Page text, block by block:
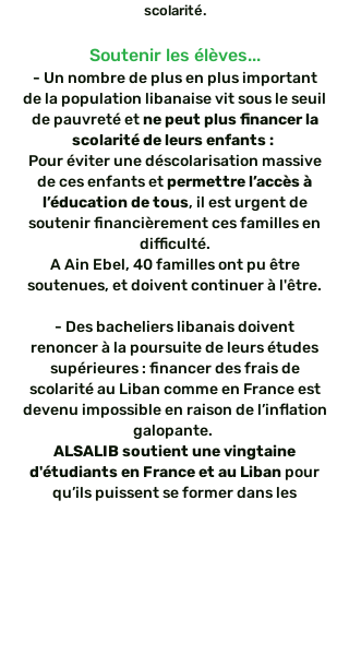
scolarité.
Soutenir les élèves...
- Un nombre de plus en plus important
de la population libanaise vit sous le seuil
de pauvreté etne peut plus financer la
scolarité de leurs enfants :
Pour éviter une déscolarisation massive
de ces enfants etpermettre l’accès à
l’éducation de tous, il est urgent de
soutenir financièrement ces familles en
difficulté.
A Ain Ebel, 40 familles ont pu être
soutenues, et doivent continuer à l'être.
- Des bacheliers libanais doivent
renoncer à la poursuite de leurs études
supérieures : financer des frais de
scolarité au Liban comme en France est
devenu impossible en raison de l’inflation
galopante.
ALSALIB soutient une vingtaine
d'étudiants en France et au Liban pour
qu’ils puissent se former dans les